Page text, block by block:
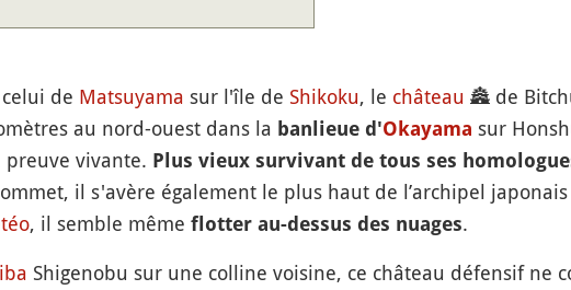
de Matsuyama sur l'île de Shikoku, le château 🏯de
au nord-ouest dans la banlieue d'Okayama sur
vivante. Plus vieux survivant de tous ses
il s'avère également le plus haut de l’archipel japonais
, il semble même flotter au-dessus des nuages.
Shigenobu sur une colline voisine, ce château défensif ne